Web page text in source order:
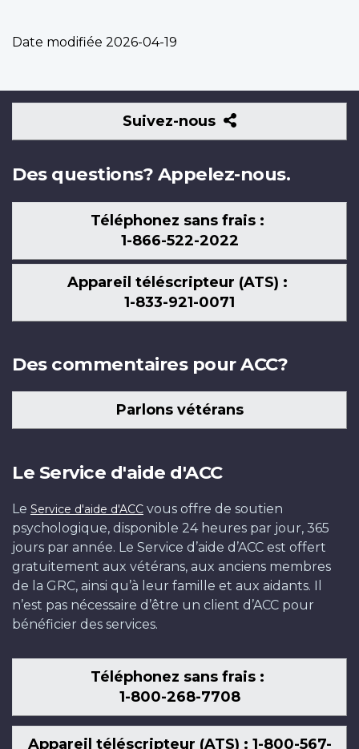
Date modifiée 2026-04-19
Suivez-nous
Suivez-
nous
Des questions? Appelez-nous.
Téléphonez sans frais :
1-866-522-2022
Appareil téléscripteur (ATS) :
1-833-921-0071
Des commentaires pour ACC?
Parlons vétérans
Le Service d'aide d'ACC
Le Service d'aide d'ACC vous offre de soutien
psychologique, disponible 24 heures par jour, 365
jours par année. Le Service d’aide d’ACC est offert
gratuitement aux vétérans, aux anciens membres
de la GRC, ainsi qu’à leur famille et aux aidants. Il
n’est pas nécessaire d’être un client d’ACC pour
bénéficier des services.
Téléphonez sans frais :
1-800-268-7708
Appareil téléscripteur (ATS) : 1-800-567-